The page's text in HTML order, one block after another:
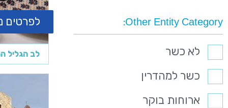
Other Entity Category
לא כשר
כשר למהדרין
ארוחות בוקר
לפרטים
לב הגליל